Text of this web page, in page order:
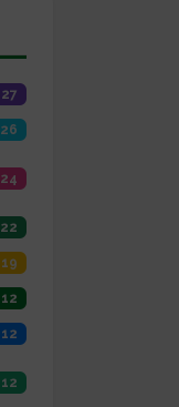
27
26
24
22
19
12
12
12